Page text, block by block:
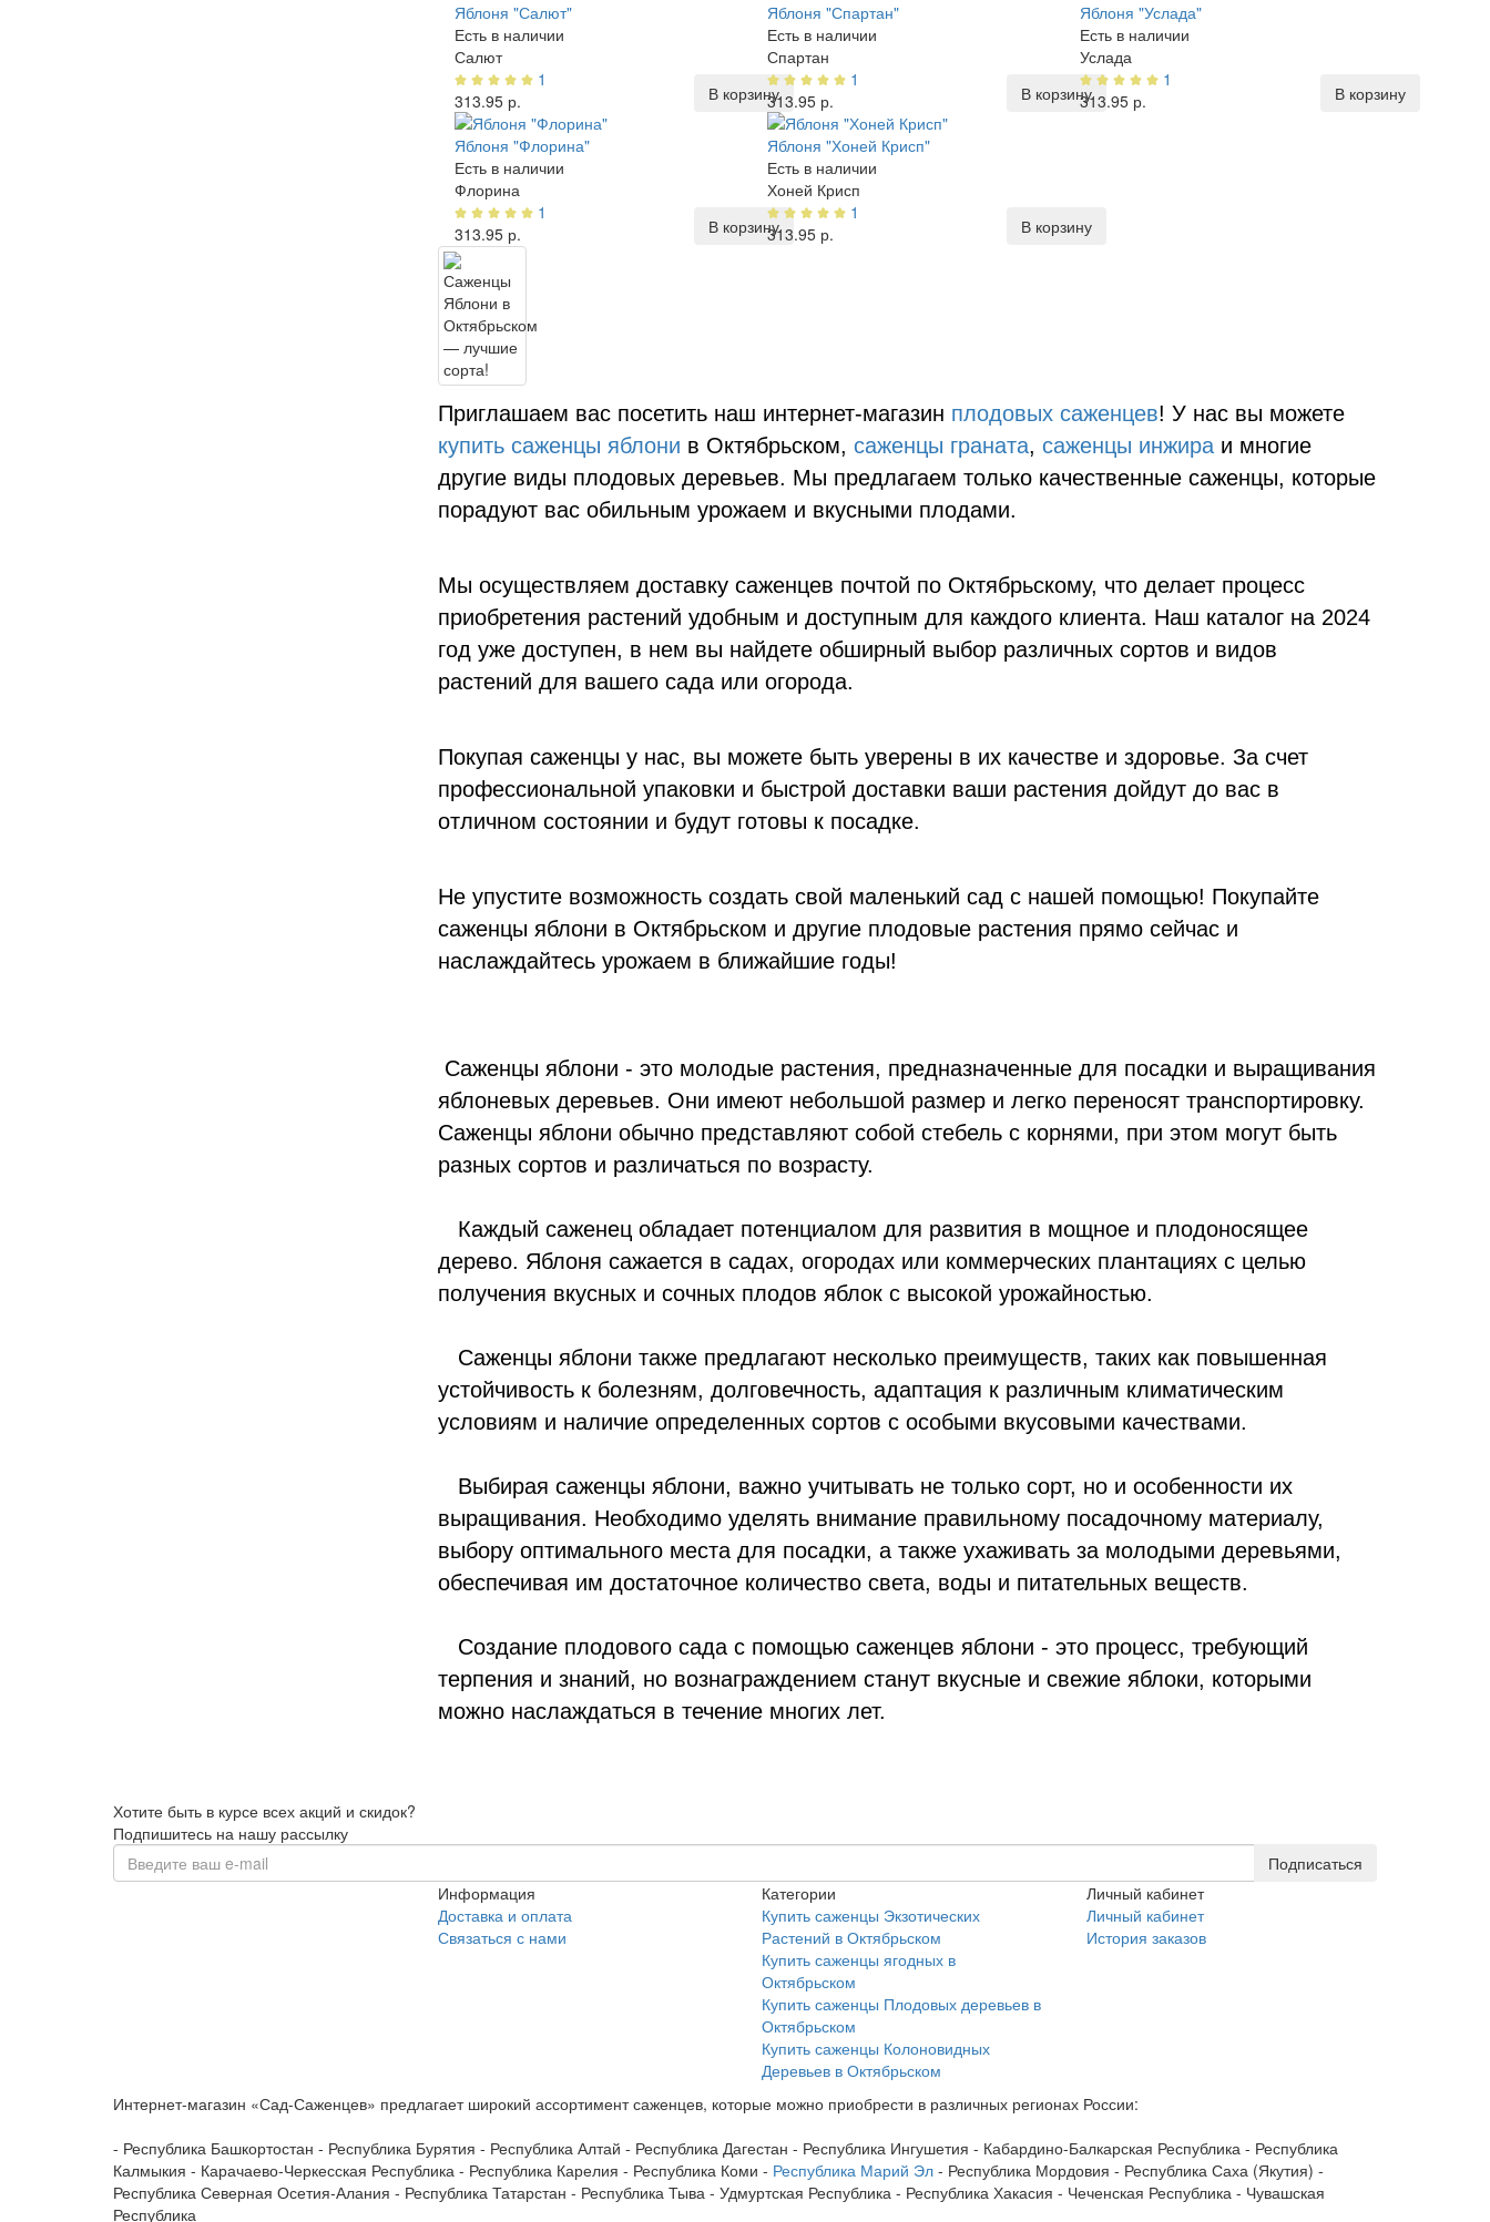
Яблоня "Салют"
Есть в наличии
Салют
1
313.95 р.
В корзину
Яблоня "Спартан"
Есть в наличии
Спартан
1
313.95 р.
В корзину
Яблоня "Услада"
Есть в наличии
Услада
1
313.95 р.
В корзину
Яблоня "Флорина"
Есть в наличии
Флорина
1
313.95 р.
В корзину
Яблоня "Хоней Крисп"
Есть в наличии
Хоней Крисп
1
313.95 р.
В корзину
Приглашаем вас посетить наш интернет-магазин плодовых саженцев! У нас вы можете
купить саженцы яблони в Октябрьском, саженцы граната, саженцы инжираи многие
другие виды плодовых деревьев. Мы предлагаем только качественные саженцы, которые
порадуют вас обильным урожаем и вкусными плодами.
Мы осуществляем доставку саженцев почтой по Октябрьскому, что делает процесс
приобретения растений удобным и доступным для каждого клиента. Наш каталог на 2024
год уже доступен, в нем вы найдете обширный выбор различных сортов и видов
растений для вашего сада или огорода.
Покупая саженцы у нас, вы можете быть уверены в их качестве и здоровье. За счет
профессиональной упаковки и быстрой доставки ваши растения дойдут до вас в
отличном состоянии и будут готовы к посадке.
Не упустите возможность создать свой маленький сад с нашей помощью! Покупайте
саженцы яблони в Октябрьском и другие плодовые растения прямо сейчас и
наслаждайтесь урожаем в ближайшие годы!
Саженцы яблони - это молодые растения, предназначенные для посадки и выращивания
яблоневых деревьев. Они имеют небольшой размер и легко переносят транспортировку.
Саженцы яблони обычно представляют собой стебель с корнями, при этом могут быть
разных сортов и различаться по возрасту.
Каждый саженец обладает потенциалом для развития в мощное и плодоносящее
дерево. Яблоня сажается в садах, огородах или коммерческих плантациях с целью
получения вкусных и сочных плодов яблок с высокой урожайностью.
Саженцы яблони также предлагают несколько преимуществ, таких как повышенная
устойчивость к болезням, долговечность, адаптация к различным климатическим
условиям и наличие определенных сортов с особыми вкусовыми качествами.
Выбирая саженцы яблони, важно учитывать не только сорт, но и особенности их
выращивания. Необходимо уделять внимание правильному посадочному материалу,
выбору оптимального места для посадки, а также ухаживать за молодыми деревьями,
обеспечивая им достаточное количество света, воды и питательных веществ.
Создание плодового сада с помощью саженцев яблони - это процесс, требующий
терпения и знаний, но вознаграждением станут вкусные и свежие яблоки, которыми
можно наслаждаться в течение многих лет.
Хотите быть в курсе всех акций и скидок?
Подпишитесь на нашу рассылку
Подписаться
Информация
Доставка и оплата
Связаться с нами
Категории
Купить саженцы Экзотических
Растений в Октябрьском
Купить саженцы ягодных в
Октябрьском
Купить саженцы Плодовых деревьев в
Октябрьском
Купить саженцы Колоновидных
Деревьев в Октябрьском
Личный кабинет
Личный кабинет
История заказов
Интернет-магазин «Сад-Саженцев» предлагает широкий ассортимент саженцев, которые можно приобрести в различных регионах России:
- Республика Башкортостан - Республика Бурятия - Республика Алтай - Республика Дагестан - Республика Ингушетия - Кабардино-Балкарская Республика - Республика
Калмыкия - Карачаево-Черкесская Республика - Республика Карелия - Республика Коми - Республика Марий Эл - Республика Мордовия - Республика Саха (Якутия) -
Республика Северная Осетия-Алания - Республика Татарстан - Республика Тыва - Удмуртская Республика - Республика Хакасия - Чеченская Республика - Чувашская
Республика